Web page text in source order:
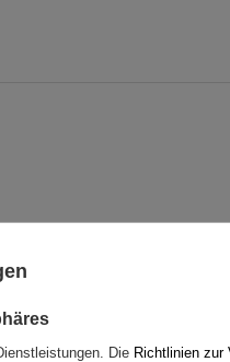
5/5
Die Richtlinien zur